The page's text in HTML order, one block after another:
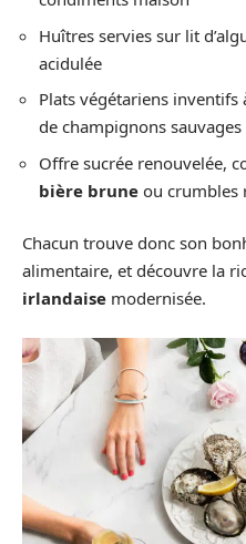
Huîtres servies sur lit
acidulée
Plats végétariens inventifs
de champignons sauvages
Offre sucrée renouvelée,
bière brune ou crumbles
Chacun trouve donc son
alimentaire, et découvre la
irlandaise modernisée.